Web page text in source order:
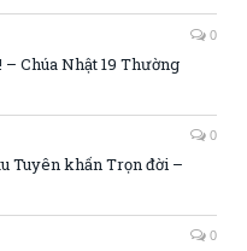
0
Chúa Nhật 19 Thường
0
Tuyên khấn Trọn đời –
0